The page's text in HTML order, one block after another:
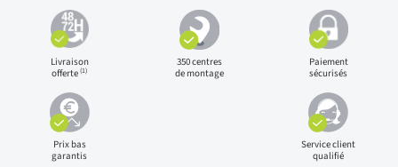
Livraison
offerte(1)
350 centres
de montage
Paiement
sécurisés
Prix bas
garantis
Service client
qualifié